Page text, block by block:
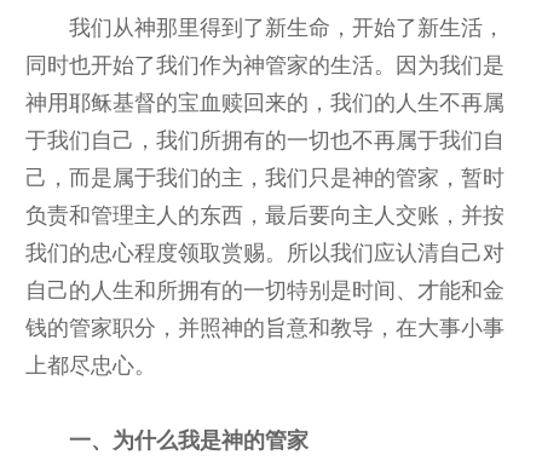
我们从神那里得到了新生命，开始了新生活，
同时也开始了我们作为神管家的生活。因为我们是
神用耶稣基督的宝血赎回来的，我们的人生不再属
于我们自己，我们所拥有的一切也不再属于我们自
己，而是属于我们的主，我们只是神的管家，暂时
负责和管理主人的东西，最后要向主人交账，并按
我们的忠心程度领取赏赐。所以我们应认清自己对
自己的人生和所拥有的一切特别是时间、才能和金
钱的管家职分，并照神的旨意和教导，在大事小事
上都尽忠心。
一、为什么我是神的管家